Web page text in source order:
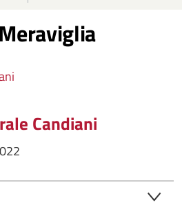
Candiani